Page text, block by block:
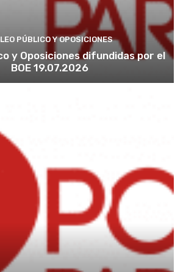
PÚBLICO Y OPOSICIONES
y Oposiciones difundidas por el
BOE 19.07.2026